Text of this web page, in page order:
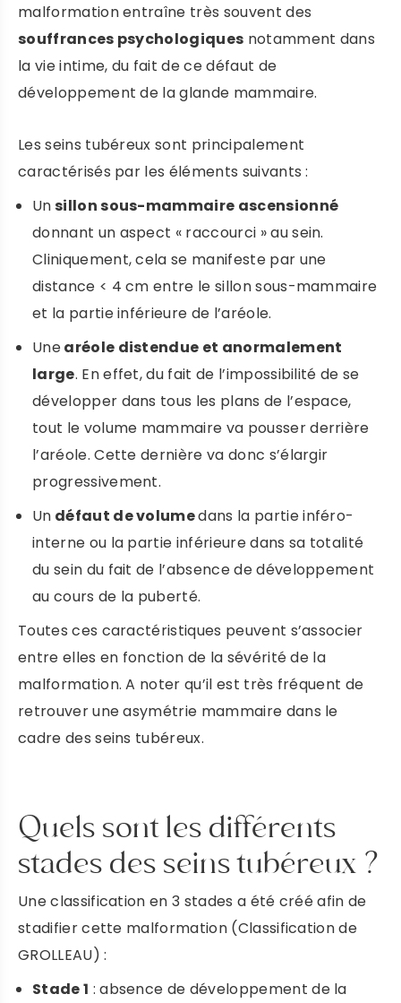
malformation entraîne très souvent des
souffrances psychologiques notamment dans
la vie intime, du fait de ce défaut de
développement de la glande mammaire.
Les seins tubéreux sont principalement
caractérisés par les éléments suivants :
Un sillon sous-mammaire ascensionné
donnant un aspect « raccourci » au sein.
Cliniquement, cela se manifeste par une
distance < 4 cm entre le sillon sous-mammaire
et la partie inférieure de l’aréole.
Unearéole distendue et anormalement
large. En effet, du fait de l’impossibilité de se
développer dans tous les plans de l’espace,
tout le volume mammaire va pousser derrière
l’aréole. Cette dernière va donc s’élargir
progressivement.
Un défaut de volumedans la partie inféro-
interne ou la partie inférieure dans sa totalité
du sein du fait de l’absence de développement
au cours de la puberté.
Toutes ces caractéristiques peuvent s’associer
entre elles en fonction de la sévérité de la
malformation. A noter qu’il est très fréquent de
retrouver une asymétrie mammaire dans le
cadre des seins tubéreux.
Quels sont les différents
stades des seins tubéreux ?
Une classification en 3 stades a été créé afin de
stadifier cette malformation (Classification de
GROLLEAU) :
Stade 1 : absence de développement de la